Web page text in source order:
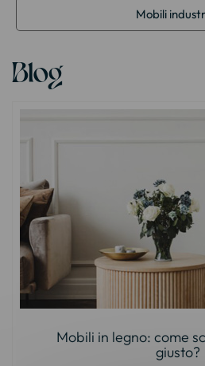
Mobili
Blog
Mobili in legno: come
giusto?